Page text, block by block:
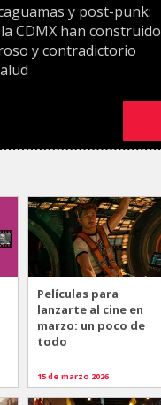
y post-punk:
CDMX han construido
y contradictorio
Películas para
lanzarte al cine en
marzo: un poco de
todo
15 de marzo 2026